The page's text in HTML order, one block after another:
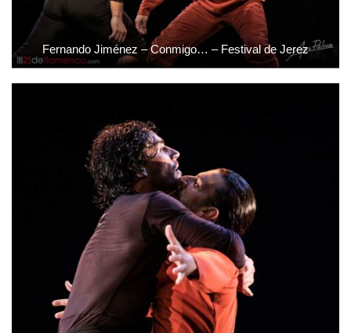
Fernando Jiménez – Conmigo… – Festival de Jerez